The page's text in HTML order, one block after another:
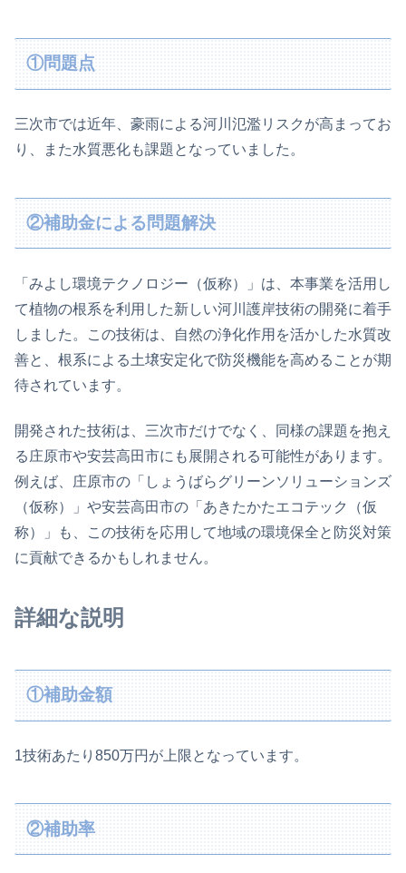
①問題点
三次市では近年、豪雨による河川氾濫リスクが高まってお
り、また水質悪化も課題となっていました。
②補助金による問題解決
「みよし環境テクノロジー（仮称）」は、本事業を活用し
て植物の根系を利用した新しい河川護岸技術の開発に着手
しました。この技術は、自然の浄化作用を活かした水質改
善と、根系による土壌安定化で防災機能を高めることが期
待されています。
開発された技術は、三次市だけでなく、同様の課題を抱え
る庄原市や安芸高田市にも展開される可能性があります。
例えば、庄原市の「しょうばらグリーンソリューションズ
（仮称）」や安芸高田市の「あきたかたエコテック（仮
称）」も、この技術を応用して地域の環境保全と防災対策
に貢献できるかもしれません。
詳細な説明
①補助金額
1技術あたり850万円が上限となっています。
②補助率